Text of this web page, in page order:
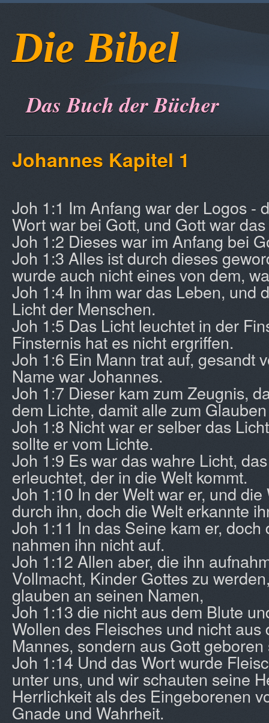
Die Bibel
Das Buch der Bücher
Johannes Kapitel 1
Joh 1:1 Im Anfang war der Logos -
Wort war bei Gott, und Gott war
Joh 1:2 Dieses war im Anfang bei
Joh 1:3 Alles ist durch dieses
wurde auch nicht eines von dem,
Joh 1:4 In ihm war das Leben, und
Licht der Menschen.
Joh 1:5 Das Licht leuchtet in der
Finsternis hat es nicht ergriffen.
Joh 1:6 Ein Mann trat auf, gesandt
Name war Johannes.
Joh 1:7 Dieser kam zum Zeugnis,
dem Lichte, damit alle zum
Joh 1:8 Nicht war er selber das
sollte er vom Lichte.
Joh 1:9 Es war das wahre Licht,
erleuchtet, der in die Welt kommt.
Joh 1:10 In der Welt war er, und
durch ihn, doch die Welt erkannte
Joh 1:11 In das Seine kam er, doch
nahmen ihn nicht auf.
Joh 1:12 Allen aber, die ihn
Vollmacht, Kinder Gottes zu
glauben an seinen Namen,
Joh 1:13 die nicht aus dem Blute
Wollen des Fleisches und nicht aus
Mannes, sondern aus Gott geboren
Joh 1:14 Und das Wort wurde
unter uns, und wir schauten seine
Herrlichkeit als des Eingeborenen
Gnade und Wahrheit.